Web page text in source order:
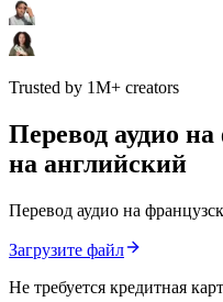
Trusted by 1M+ creators
Перевод аудио
на английский
Перевод аудио на
Загрузите файл
Не требуется кредитная